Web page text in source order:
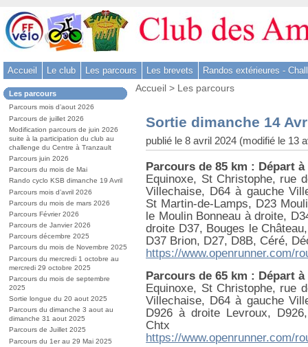
Aller
au
contenu
Aller
menu
-
Aller
à
la
recherche
Accueil Le club Les parcours Les brevets Randos extérieures -
Dans
la
rubrique
:
Les parcours
Parcours mois d’aout 2026
Parcours de juillet 2026
Modification parcours de juin 2026
suite à la participation du club au
challenge du Centre à Tranzault
Parcours juin 2026
Parcours du mois de Mai
Rando cyclo KSB dimanche 19 Avril
Parcours mois d’avril 2026
Parcours du mois de mars 2026
Parcours Février 2026
Parcours de Janvier 2026
Parcours décembre 2025
Parcours du mois de Novembre 2025
Parcours du mercredi 1 octobre au
mercredi 29 octobre 2025
Parcours du mois de septembre
2025
Sortie longue du 20 aout 2025
Parcours du dimanche 3 aout au
dimanche 31 aout 2025
Parcours de Juillet 2025
Parcours du 1er au 29 Mai 2025
Vous
Accueil > Les parcours
Sortie dimanche 14
publié le 8 avril 2024 (modifié le 13
Parcours de 85 km : Départ
Equinoxe, St Christophe, rue
Villechaise, D64 à gauche
St Martin-de-Lamps, D23
le Moulin Bonneau à droite,
droite D37, Bouges le
D37 Brion, D27, D8B, Céré,
https://www.openrunner.com/
Parcours de 65 km : Départ
Equinoxe, St Christophe, rue
Villechaise, D64 à gauche
D926 à droite Levroux,
Chtx
https://www.openrunner.com/